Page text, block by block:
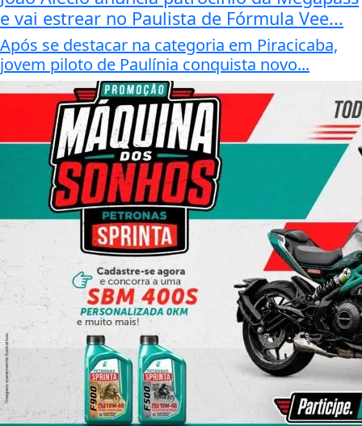
e vai estrear no Paulista de Fórmula Vee...
Após se destacar na categoria em Piracicaba,
jovem piloto de Paulínia conquista novo...